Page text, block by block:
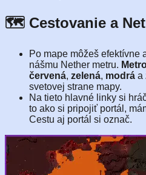
🗺️ Cestovanie a
Po mape môžeš efektívne
nášmu Nether metru.
červená, zelená, modrá a
svetovej strane mapy.
Na tieto hlavné linky si
to ako si pripojiť portál,
Cestu aj portál si označ.